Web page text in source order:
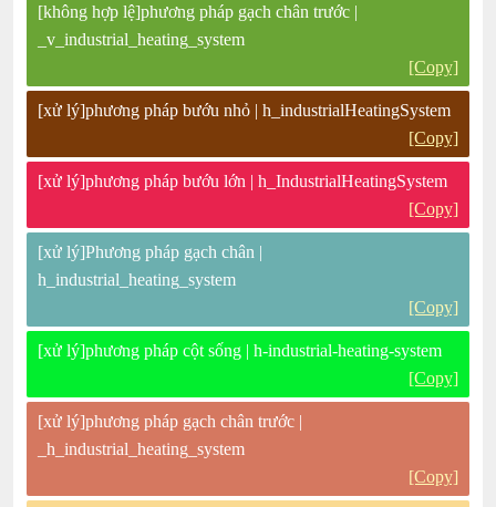
[không hợp lệ]phương pháp gạch chân trước |
_v_industrial_heating_system
[Copy]
[xử lý]phương pháp bướu nhỏ | h_industrialHeatingSystem
[Copy]
[xử lý]phương pháp bướu lớn | h_IndustrialHeatingSystem
[Copy]
[xử lý]Phương pháp gạch chân |
h_industrial_heating_system
[Copy]
[xử lý]phương pháp cột sống | h-industrial-heating-system
[Copy]
[xử lý]phương pháp gạch chân trước |
_h_industrial_heating_system
[Copy]